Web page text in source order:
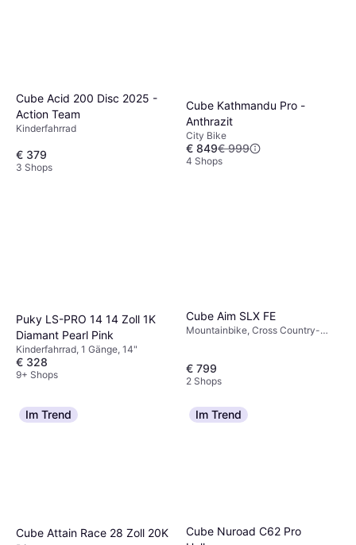
Cube Acid 200 Disc 2025 -
Action Team
Kinderfahrrad
€ 379
3 Shops
Cube Kathmandu Pro -
Anthrazit
City Bike
€ 849€ 999
4 Shops
Puky LS-PRO 14 14 Zoll 1K
Diamant Pearl Pink
Kinderfahrrad, 1 Gänge, 14"
€ 328
9+ Shops
Cube Aim SLX FE
Mountainbike, Cross Country-
€ 799
2 Shops
Im Trend
Cube Attain Race 28 Zoll 20K
Im Trend
Cube Nuroad C62 Pro